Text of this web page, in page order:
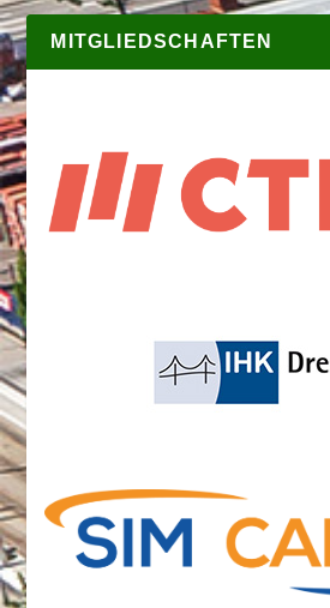
MITGLIEDSCHAFTEN